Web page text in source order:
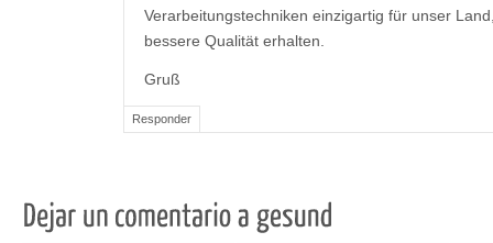
Responder
Verarbeitungstechniken einzigartig für unser
bessere Qualität erhalten.
Gruß